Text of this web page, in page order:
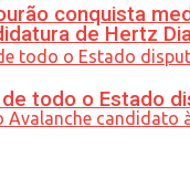
de Hertz
conquista
todo o Estado